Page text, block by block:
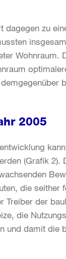
dagegen zu
2005
(Grafik
die
Treiber der
die
und damit die